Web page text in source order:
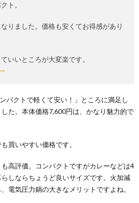
ト。
りました。価格も安くてお得感があり
いいところが大変楽です。
パクトで軽くて安い！」ところに満足し
た。本体価格7,600円は、かなり魅力的で
買いやすい価格です。
高評価。コンパクトですがカレーなどは4
しならちょうど良いサイズです。火加減
電気圧力鍋の大きなメリットですよね。